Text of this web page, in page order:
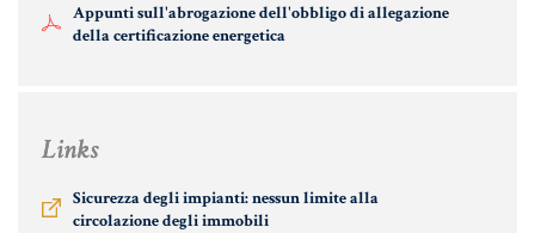
AUTOCERTIFICAZIONE
VADEMECUM
Appunti sull'abrogazione dell'obbligo di allegazione
della certificazione energetica
Links
Sicurezza degli impianti: nessun limite alla
circolazione degli immobili